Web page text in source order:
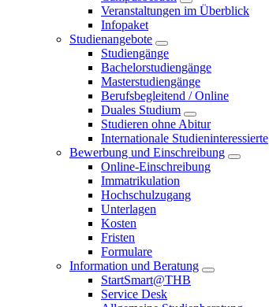
Veranstaltungen im Überblick
Infopaket
Studienangebote
Studiengänge
Bachelorstudiengänge
Masterstudiengänge
Berufsbegleitend / Online
Duales Studium
Studieren ohne Abitur
Internationale Studieninteressierte
Bewerbung und Einschreibung
Online-Einschreibung
Immatrikulation
Hochschulzugang
Unterlagen
Kosten
Fristen
Formulare
Information und Beratung
StartSmart@THB
Service Desk